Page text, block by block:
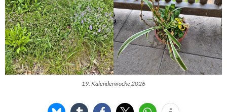
19. Kalenderwoche 2026